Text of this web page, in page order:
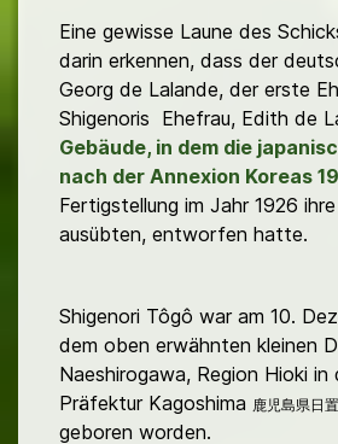
Eine gewisse Laune des
darin erkennen, dass der
Georg de Lalande, der erste
Shigenoris Ehefrau, Edith de
Gebäude, in dem die
nach der Annexion Koreas
Fertigstellung im Jahr 1926
ausübten, entworfen hatte.
Shigenori Tôgô war am 10.
dem oben erwähnten kleinen
Naeshirogawa, Region Hioki in
Präfektur Kagoshima 鹿児島県日
geboren worden.